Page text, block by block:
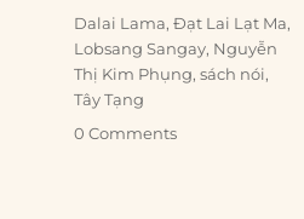
Tags
Dalai Lama,Đạt Lai Lạt Ma,
Lobsang Sangay, Nguyễn
Thị Kim Phụng,sách nói,
Tây Tạng
0 Comments